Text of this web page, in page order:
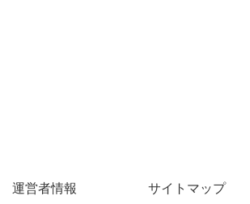
運営者情報 サイトマップ